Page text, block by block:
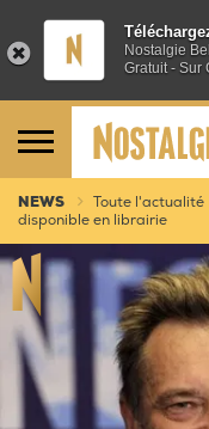
Nostalgie
Gratuit - Sur
NEWS Toute l'actualité
disponible en librairie